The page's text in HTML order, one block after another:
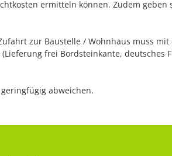
ermitteln können. Zudem
zur Baustelle / Wohnhaus muss
frei Bordsteinkante, deutsches
abweichen.